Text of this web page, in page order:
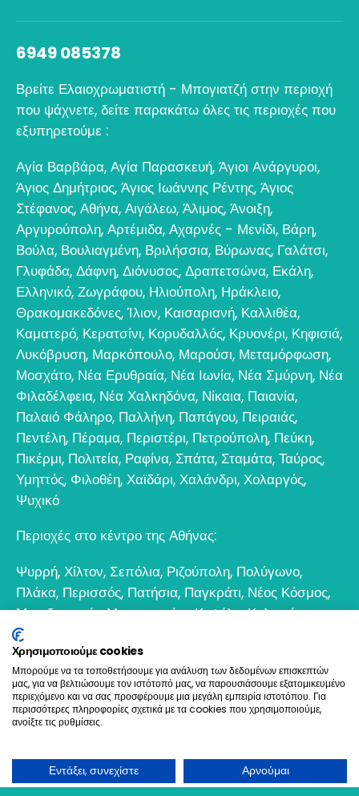
6949 085378
Βρείτε Ελαιοχρωματιστή - Μπογιατζή στην περιοχή
που ψάχνετε, δείτε παρακάτω όλες τις περιοχές που
εξυπηρετούμε :
Αγία Βαρβάρα, Αγία Παρασκευή, Άγιοι Ανάργυροι,
Άγιος Δημήτριος, Άγιος Ιωάννης Ρέντης, Άγιος
Στέφανος, Αθήνα, Αιγάλεω, Άλιμος, Άνοιξη,
Αργυρούπολη, Αρτέμιδα, Αχαρνές - Μενίδι, Βάρη,
Βούλα, Βουλιαγμένη, Βριλήσσια, Βύρωνας, Γαλάτσι,
Γλυφάδα, Δάφνη, Διόνυσος, Δραπετσώνα, Εκάλη,
Ελληνικό, Ζωγράφου, Ηλιούπολη, Ηράκλειο,
Θρακομακεδόνες,Ίλιον, Καισαριανή, Καλλιθέα,
Καματερό, Κερατσίνι, Κορυδαλλός, Κρυονέρι, Κηφισιά,
Λυκόβρυση, Μαρκόπουλο, Μαρούσι, Μεταμόρφωση,
Μοσχάτο, Νέα Ερυθραία, Νέα Ιωνία, Νέα Σμύρνη, Νέα
Φιλαδέλφεια, Νέα Χαλκηδόνα, Νίκαια, Παιανία,
Παλαιό Φάληρο, Παλλήνη, Παπάγου, Πειραιάς,
Πεντέλη, Πέραμα, Περιστέρι, Πετρούπολη, Πεύκη,
Πικέρμι, Πολιτεία, Ραφίνα, Σπάτα, Σταμάτα, Ταύρος,
Υμηττός, Φιλοθέη, Χαϊδάρι, Χαλάνδρι, Χολαργός,
Ψυχικό
Περιοχές στο κέντρο της Αθήνας:
Ψυρρή, Χίλτον, Σεπόλια, Ριζούπολη, Πολύγωνο,
Πλάκα, Περισσός, Πατήσια, Παγκράτι, Νέος Κόσμος,
Μεταξουργείο,Μοναστηράκι,Κυψέλη,Κολωνός,
Κολωνάκι
Βοτανικός
6932 698693
Χρησιμοποιούμε cookies
Μπορούμε να τα τοποθετήσουμε για ανάλυση των δεδομένων επισκεπτών
μας, για να βελτιώσουμε τον ιστότοπό μας, να παρουσιάσουμε εξατομικευμένο
περιεχόμενο και να σας προσφέρουμε μια μεγάλη εμπειρία ιστοτόπου. Για
περισσότερες πληροφορίες σχετικά με τα cookies που χρησιμοποιούμε,
ανοίξτε τις ρυθμίσεις.
Εντάξει, συνεχίστε
Αρνούμαι